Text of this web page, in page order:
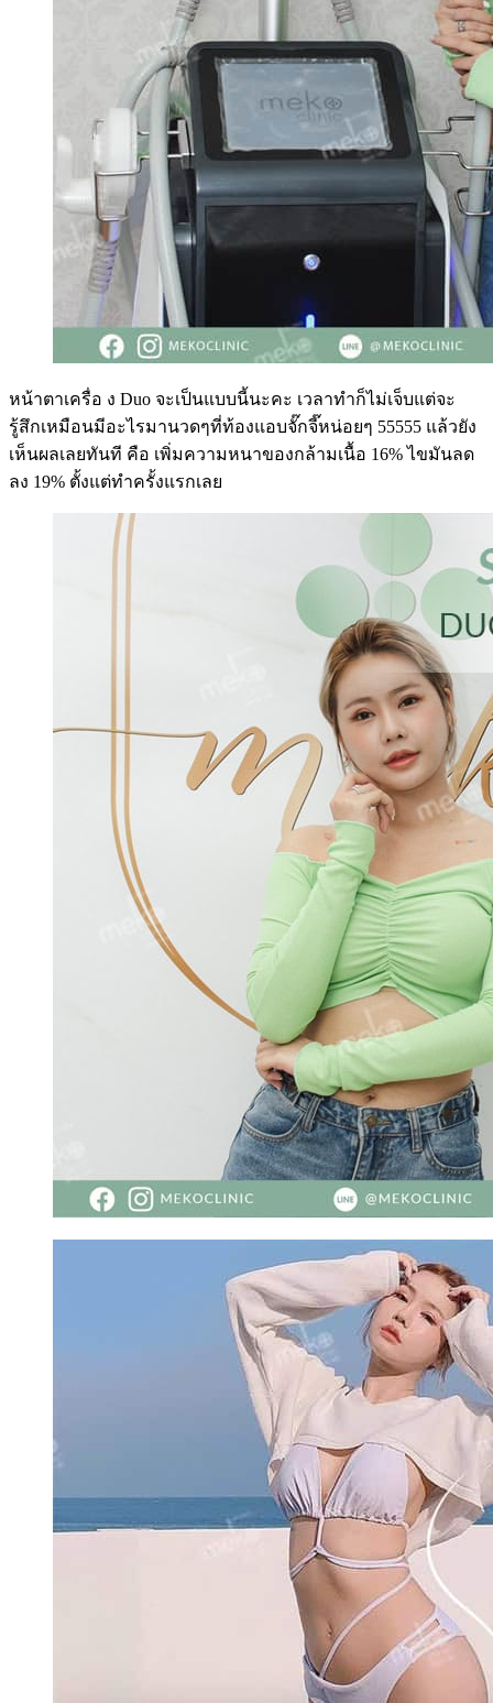
หน้าตาเครื่อ ง Duo จะเป็นแบบนี้นะคะ เวลาทำก็ไม่เจ็บแต่จะ
รู้สึกเหมือนมีอะไรมานวดๆที่ท้องแอบจั๊กจี๊หน่อยๆ 55555 แล้วยัง
เห็นผลเลยทันที คือ เพิ่มความหนาของกล้ามเนื้อ 16% ไขมันลด
ลง 19% ตั้งแต่ทำครั้งแรกเลย